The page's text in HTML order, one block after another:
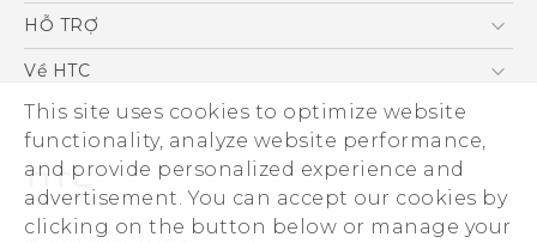
This site uses cookies to optimize website
functionality, analyze website performance,
and provide personalized experience and
advertisement. You can accept our cookies by
clicking on the button below or manage your
Điện Thoại Thông Minh
VIVE
HTC Dev
HỖ TRỢ
Trung tâm hỗ trợ
Hỗ trợ bảo hành HTC
Về HTC
ESG
Nhà đầu tư
Làm việc tại HTC
Chính sách bảo mật